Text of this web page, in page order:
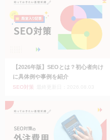
【2026年版】SEOとは？初心者向け
に具体例や事例を紹介
SEO対策